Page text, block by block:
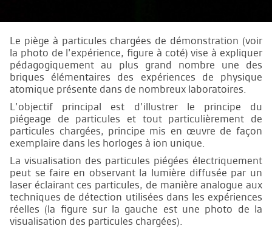
Le piège à particules chargées de démonstration (voir
la photo de l’expérience, figure à coté) vise à expliquer
pédagogiquement au plus grand nombre une des
briques élémentaires des expériences de physique
atomique présente dans de nombreux laboratoires.
L’objectif principal est d’illustrer le principe du
piégeage de particules et tout particulièrement de
particules chargées, principe mis en œuvre de façon
exemplaire dans les horloges à ion unique.
La visualisation des particules piégées électriquement
peut se faire en observant la lumière diffusée par un
laser éclairant ces particules, de manière analogue aux
techniques de détection utilisées dans les expériences
réelles (la figure sur la gauche est une photo de la
visualisation des particules chargées).